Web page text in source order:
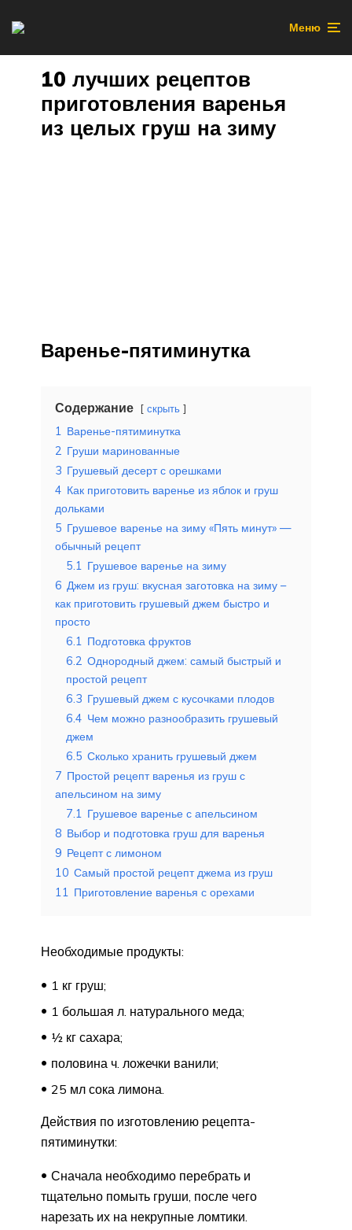
Меню
10 лучших рецептов
приготовления варенья
из целых груш на зиму
Варенье-пятиминутка
Содержание скрыть
1 Варенье-пятиминутка
2 Груши маринованные
3 Грушевый десерт с орешками
4 Как приготовить варенье из яблок и груш
дольками
5 Грушевое варенье на зиму «Пять минут» —
обычный рецепт
5.1 Грушевое варенье на зиму
6 Джем из груш: вкусная заготовка на зиму –
как приготовить грушевый джем быстро и
просто
6.1 Подготовка фруктов
6.2 Однородный джем: самый быстрый и
простой рецепт
6.3 Грушевый джем с кусочками плодов
6.4 Чем можно разнообразить грушевый
джем
6.5 Сколько хранить грушевый джем
7 Простой рецепт варенья из груш с
апельсином на зиму
7.1 Грушевое варенье с апельсином
8 Выбор и подготовка груш для варенья
9 Рецепт с лимоном
10 Самый простой рецепт джема из груш
11 Приготовление варенья с орехами
Необходимые продукты:
1 кг груш;
1 большая л. натурального меда;
½ кг сахара;
половина ч. ложечки ванили;
25 мл сока лимона.
Действия по изготовлению рецепта-
пятиминутки:
Сначала необходимо перебрать и
тщательно помыть груши, после чего
нарезать их на некрупные ломтики.